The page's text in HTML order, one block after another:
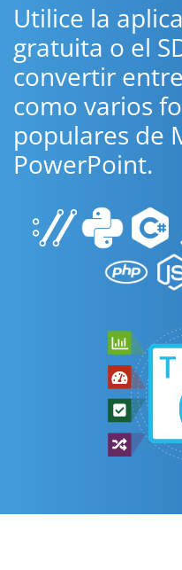
Utilice la
gratuita o el
convertir entre
como varios
populares de
PowerPoint.